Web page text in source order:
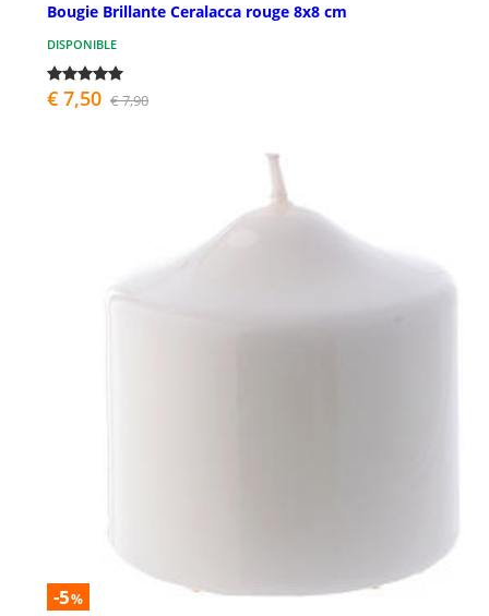
Bougie Brillante Ceralacca rouge 8x8 cm
DISPONIBLE
€ 7,50 € 7,90
-5%